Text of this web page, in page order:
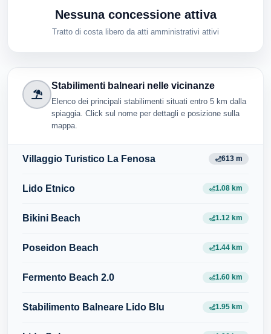
Nessuna concessione attiva
Tratto di costa libero da atti amministrativi attivi
Stabilimenti balneari nelle vicinanze
Elenco dei principali stabilimenti situati entro 5 km dalla
spiaggia. Click sul nome per dettagli e posizione sulla
mappa.
Villaggio Turistico La Fenosa 613 m
Lido Etnico 1.08 km
Bikini Beach 1.12 km
Poseidon Beach 1.44 km
Fermento Beach 2.0 1.60 km
Stabilimento Balneare Lido Blu 1.95 km